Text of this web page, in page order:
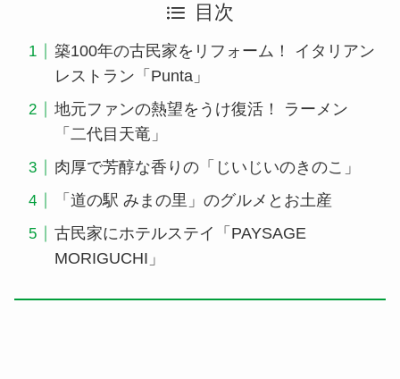
目次
築100年の古民家をリフォーム！ イタリアン
レストラン「Punta」
地元ファンの熱望をうけ復活！ ラーメン
「二代目天竜」
肉厚で芳醇な香りの「じいじいのきのこ」
「道の駅 みまの里」のグルメとお土産
古民家にホテルステイ「PAYSAGE
MORIGUCHI」